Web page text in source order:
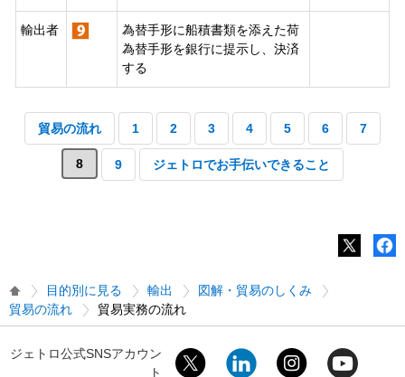
輸出者
為替手形に船積書類を添えた荷
為替手形を銀行に提示し、決済
する
貿易の流れ 1 2 3 4 5 6 7
8 9 ジェトロでお手伝いできること
目的別に見る 輸出
図解・貿易のしくみ
貿易の流れ
貿易実務の流れ
ジェトロ公式SNSアカウン
ト